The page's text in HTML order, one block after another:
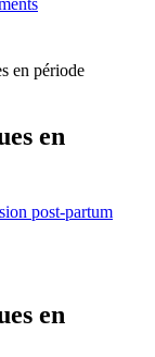
en période
en
post-partum
en